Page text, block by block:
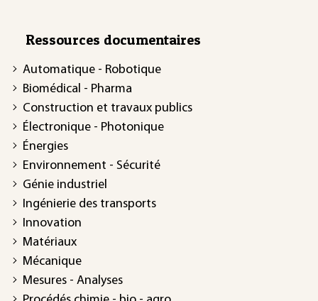
Ressources documentaires
Automatique - Robotique
Biomédical - Pharma
Construction et travaux publics
Électronique - Photonique
Énergies
Environnement - Sécurité
Génie industriel
Ingénierie des transports
Innovation
Matériaux
Mécanique
Mesures - Analyses